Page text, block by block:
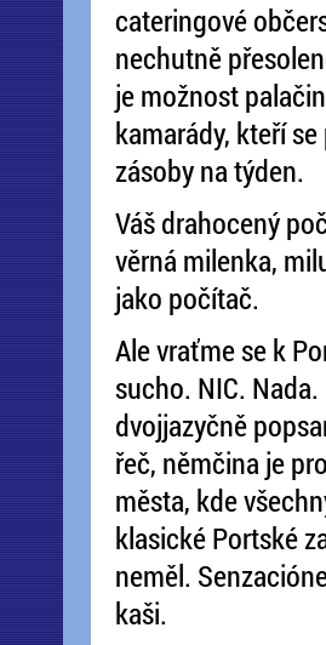
cateringové
nechutně
je možnost
kamarády, kteří
zásoby na týden.
Váš drahocený
věrná milenka,
jako počítač.
Ale vraťme se k
sucho. NIC.
dvojjazyčně
řeč, němčina je
města, kde
klasické Portské
neměl.
kaši.